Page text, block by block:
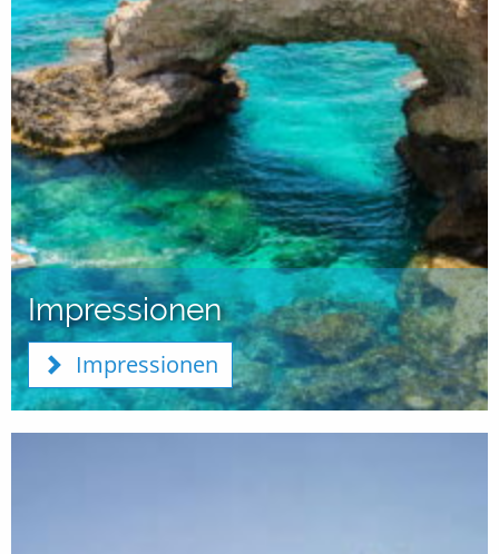
Impressionen
Impressionen